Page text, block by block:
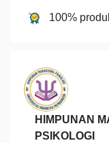
100%
HIMPUNAN
PSIKOLOGI